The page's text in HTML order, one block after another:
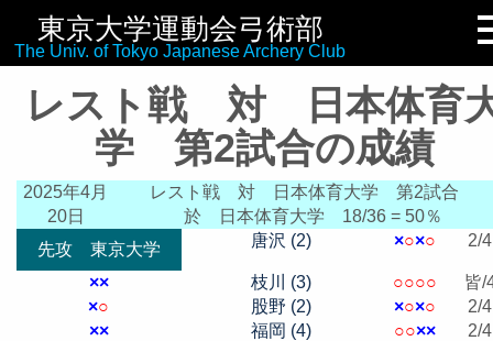
東京大学運動会弓術部
The Univ. of Tokyo Japanese Archery Club
リンク集
レスト戦 対 日本体育
学 第2試合の成績
2025年4月
20日
レスト戦 対 日本体育大学 第2試合
於 日本体育大学
18/36 = 50％
先攻 東京大学
唐沢 (2) ×○×○ 2/4
×× 枝川 (3) ○○○○
皆/
×○ 股野 (2) ×○×○
2/4
×× 福岡 (4) ○○××
2/4